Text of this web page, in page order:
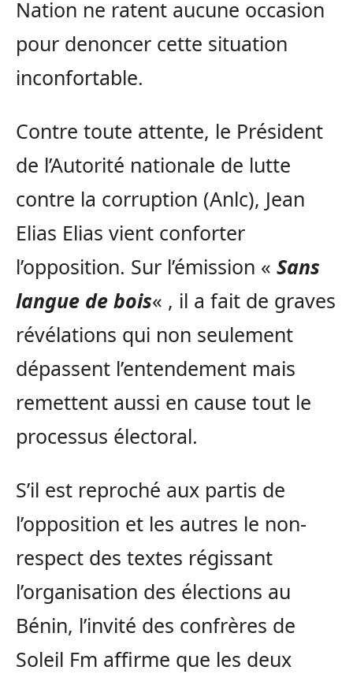
Nation ne ratent aucune occasion
pour denoncer cette situation
inconfortable.
Contre toute attente, le Président
de l’Autorité nationale de lutte
contre la corruption (Anlc), Jean
Elias Elias vient conforter
l’opposition. Sur l’émission « Sans
langue de bois« , il a fait de graves
révélations qui non seulement
dépassent l’entendement mais
remettent aussi en cause tout le
processus électoral.
S’il est reproché aux partis de
l’opposition et les autres le non-
respect des textes régissant
l’organisation des élections au
Bénin, l’invité des confrères de
Soleil Fm affirme que les deux